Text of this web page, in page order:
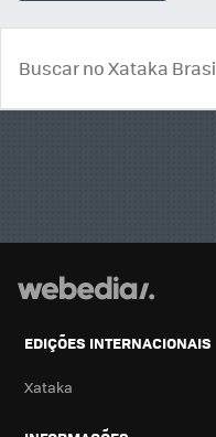
EDIÇÕES INTERNACIONAIS
Xataka